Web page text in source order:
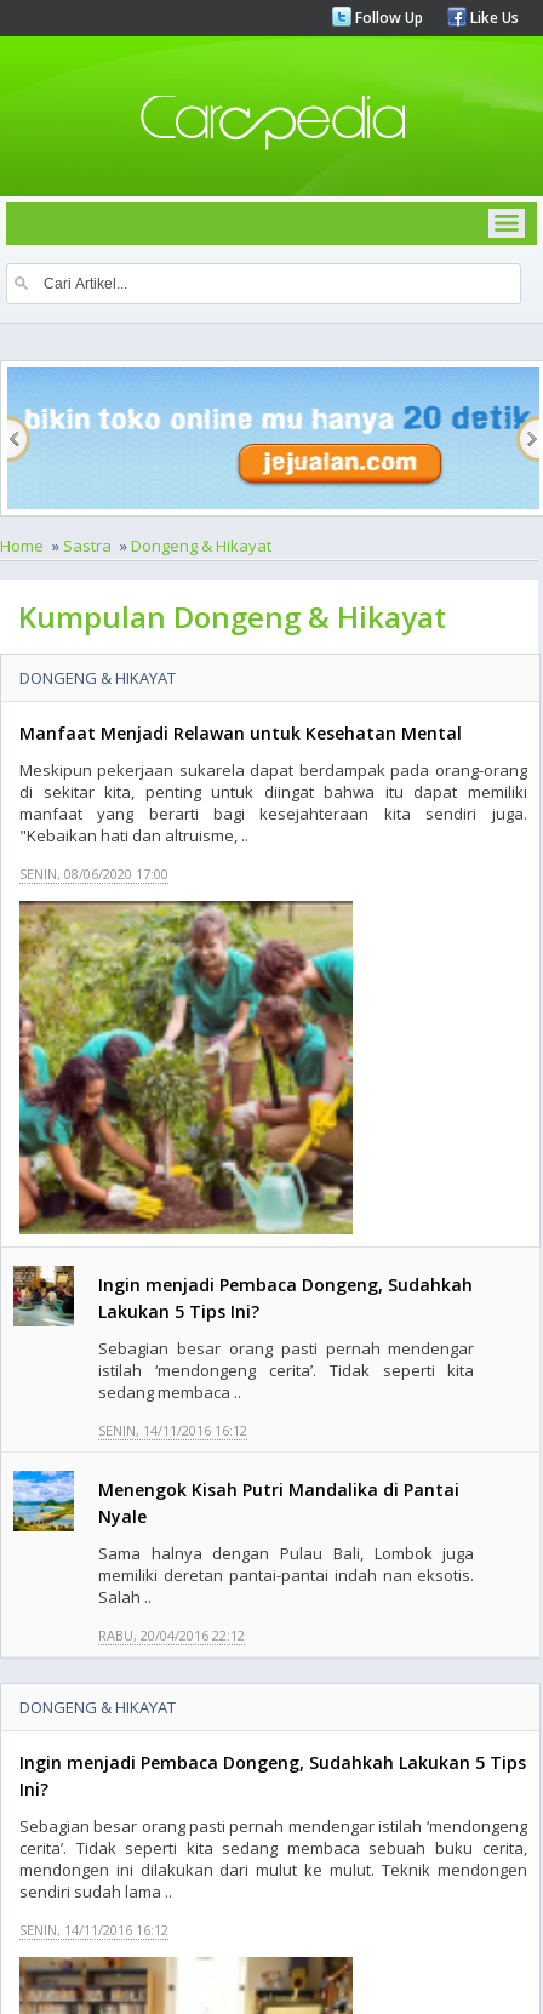
Follow Up Like Us
Home » Sastra »Dongeng & Hikayat
Kumpulan Dongeng & Hikayat
DONGENG & HIKAYAT
Manfaat Menjadi Relawan untuk Kesehatan Mental
Meskipun pekerjaan sukarela dapat berdampak pada orang-orang
di sekitar kita, penting untuk diingat bahwa itu dapat memiliki
manfaat yang berarti bagi kesejahteraan kita sendiri juga.
"Kebaikan hati dan altruisme, ..
SENIN, 08/06/2020 17:00
Ingin menjadi Pembaca Dongeng, Sudahkah
Lakukan 5 Tips Ini?
Sebagian besar orang pasti pernah mendengar
istilah ‘mendongeng cerita’. Tidak seperti kita
sedang membaca ..
SENIN, 14/11/2016 16:12
Menengok Kisah Putri Mandalika di Pantai
Nyale
Sama halnya dengan Pulau Bali, Lombok juga
memiliki deretan pantai-pantai indah nan eksotis.
Salah ..
RABU, 20/04/2016 22:12
DONGENG & HIKAYAT
Ingin menjadi Pembaca Dongeng, Sudahkah Lakukan 5 Tips
Ini?
Sebagian besar orang pasti pernah mendengar istilah ‘mendongeng
cerita’. Tidak seperti kita sedang membaca sebuah buku cerita,
mendongen ini dilakukan dari mulut ke mulut. Teknik mendongen
sendiri sudah lama ..
SENIN, 14/11/2016 16:12